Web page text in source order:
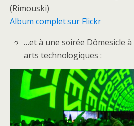
(Rimouski)
Album complet sur Flickr
…et à une soirée Dômesicle à
arts technologiques :